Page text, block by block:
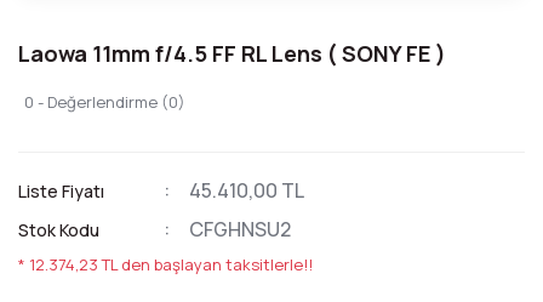
Laowa 11mm f/4.5 FF RL Lens ( SONY FE )
0 - Değerlendirme (0)
Liste Fiyatı 45.410,00 TL
Stok Kodu CFGHNSU2
* 12.374,23 TL den başlayan taksitlerle!!